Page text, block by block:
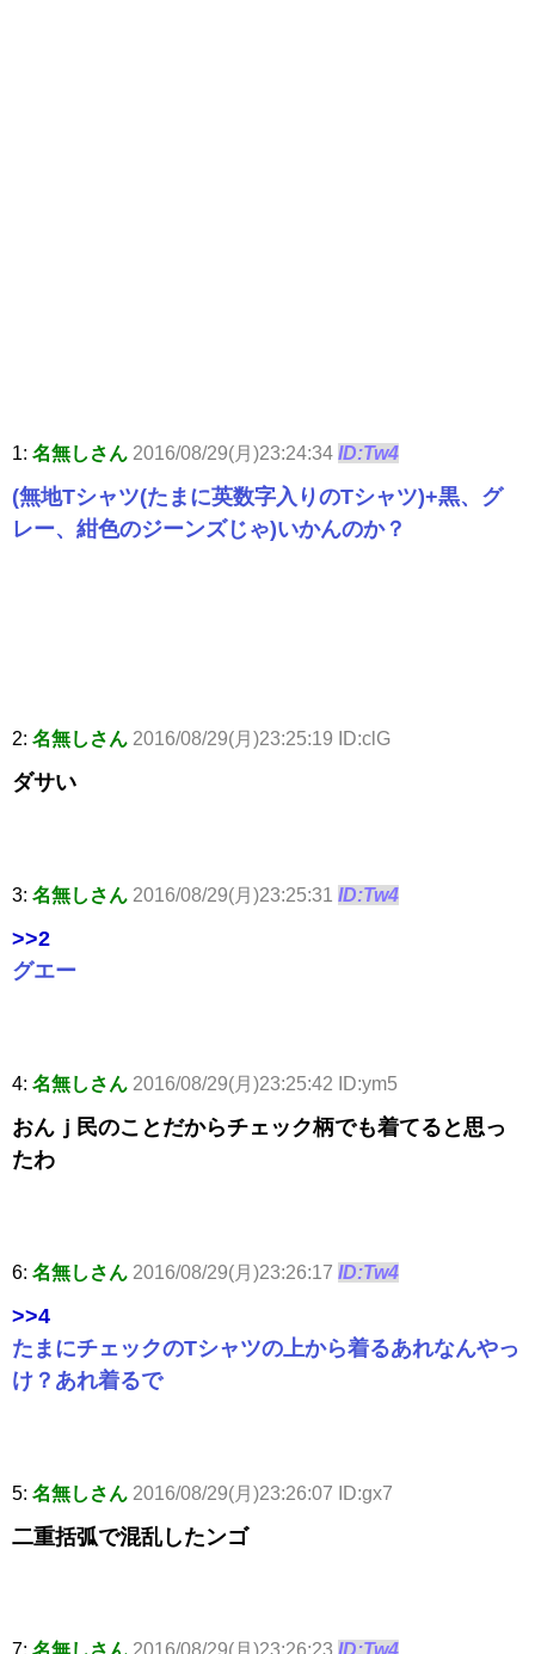
1: 名無しさん 2016/08/29(月)23:24:34 ID:Tw4
(無地Tシャツ(たまに英数字入りのTシャツ)+黒、グ
レー、紺色のジーンズじゃ)いかんのか？
2: 名無しさん 2016/08/29(月)23:25:19 ID:clG
ダサい
3: 名無しさん 2016/08/29(月)23:25:31 ID:Tw4
>>2
グエー
4: 名無しさん 2016/08/29(月)23:25:42 ID:ym5
おんｊ民のことだからチェック柄でも着てると思っ
たわ
6: 名無しさん 2016/08/29(月)23:26:17 ID:Tw4
>>4
たまにチェックのTシャツの上から着るあれなんやっ
け？あれ着るで
5: 名無しさん 2016/08/29(月)23:26:07 ID:gx7
二重括弧で混乱したンゴ